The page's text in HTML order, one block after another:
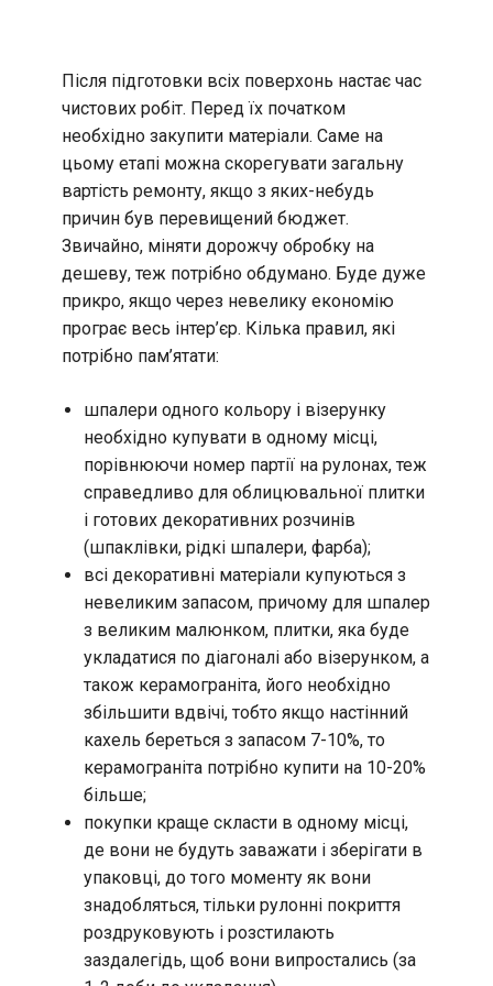
Після підготовки всіх поверхонь настає час
чистових робіт. Перед їх початком
необхідно закупити матеріали. Саме на
цьому етапі можна скорегувати загальну
вартість ремонту, якщо з яких-небудь
причин був перевищений бюджет.
Звичайно, міняти дорожчу обробку на
дешеву, теж потрібно обдумано. Буде дуже
прикро, якщо через невелику економію
програє весь інтер’єр. Кілька правил, які
потрібно пам’ятати:
шпалери одного кольору і візерунку
необхідно купувати в одному місці,
порівнюючи номер партії на рулонах, теж
справедливо для облицювальної плитки
і готових декоративних розчинів
(шпаклівки, рідкі шпалери, фарба);
всі декоративні матеріали купуються з
невеликим запасом, причому для шпалер
з великим малюнком, плитки, яка буде
укладатися по діагоналі або візерунком, а
також керамограніта, його необхідно
збільшити вдвічі, тобто якщо настінний
кахель береться з запасом 7-10%, то
керамограніта потрібно купити на 10-20%
більше;
покупки краще скласти в одному місці,
де вони не будуть заважати і зберігати в
упаковці, до того моменту як вони
знадобляться, тільки рулонні покриття
роздруковують і розстилають
заздалегідь, щоб вони випростались (за